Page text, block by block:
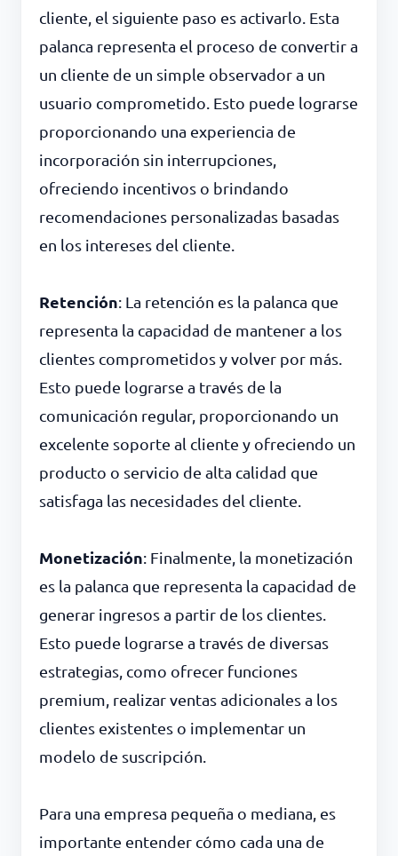
cliente, el siguiente paso es activarlo. Esta
palanca representa el proceso de convertir a
un cliente de un simple observador a un
usuario comprometido. Esto puede lograrse
proporcionando una experiencia de
incorporación sin interrupciones,
ofreciendo incentivos o brindando
recomendaciones personalizadas basadas
en los intereses del cliente.
Retención: La retención es la palanca que
representa la capacidad de mantener a los
clientes comprometidos y volver por más.
Esto puede lograrse a través de la
comunicación regular, proporcionando un
excelente soporte al cliente y ofreciendo un
producto o servicio de alta calidad que
satisfaga las necesidades del cliente.
Monetización: Finalmente, la monetización
es la palanca que representa la capacidad de
generar ingresos a partir de los clientes.
Esto puede lograrse a través de diversas
estrategias, como ofrecer funciones
premium, realizar ventas adicionales a los
clientes existentes o implementar un
modelo de suscripción.
Para una empresa pequeña o mediana, es
importante entender cómo cada una de